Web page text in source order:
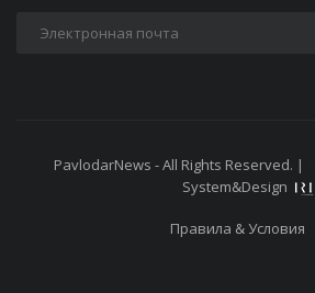
PavlodarNews - All Rights Reserved. |
System&Design
Правила & Условия